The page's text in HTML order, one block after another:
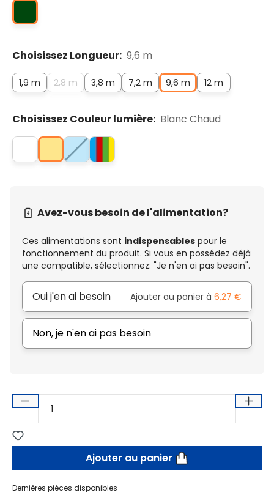
Choisissez Longueur: 9,6 m
1,9 m 2,8 m 3,8 m 7,2 m 9,6 m 12 m
Choisissez Couleur lumière: Blanc Chaud
Avez-vous besoin de l'alimentation?
Ces alimentations sont indispensables pour le
fonctionnement du produit. Si vous en possédez déjà
une compatible, sélectionnez: "Je n'en ai pas besoin".
Oui j'en ai besoin Ajouter au panier à 6,27 €
Non, je n'en ai pas besoin
Ajouter au panier
Dernières pièces disponibles